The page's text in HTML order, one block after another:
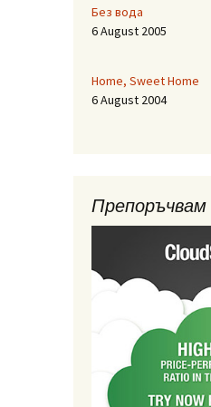
Без вода
6 August 2005
Home, Sweet Home
6 August 2004
Препоръчвам